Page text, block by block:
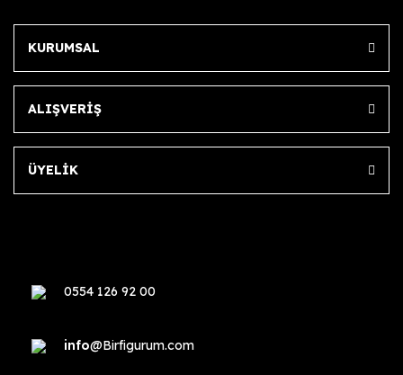
KURUMSAL
ALIŞVERİŞ
ÜYELİK
0554 126 92 00
info@Birfigurum.com